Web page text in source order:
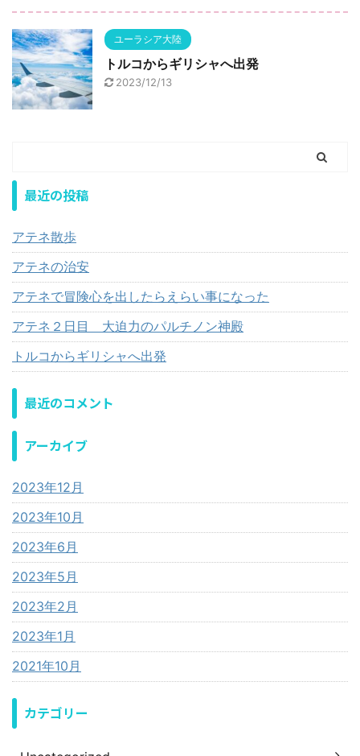
ユーラシア大陸
トルコからギリシャへ出発
2023/12/13
最近の投稿
アテネ散歩
アテネの治安
アテネで冒険心を出したらえらい事になった
アテネ２日目 大迫力のパルチノン神殿
トルコからギリシャへ出発
最近のコメント
アーカイブ
2023年12月
2023年10月
2023年6月
2023年5月
2023年2月
2023年1月
2021年10月
カテゴリー